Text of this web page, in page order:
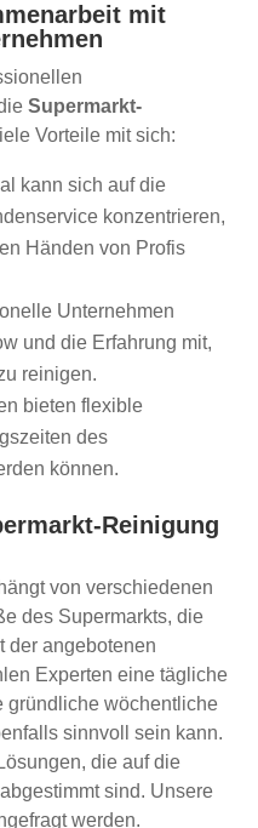
mit
Supermarkt-
Vorteile mit sich:
kann sich auf die
konzentrieren,
Händen von Profis
Unternehmen
und die Erfahrung mit,
reinigen.
bieten flexible
des
können.
Reinigung
von verschiedenen
des Supermarkts, die
der angebotenen
Experten eine tägliche
gründliche wöchentliche
sinnvoll sein kann.
die auf die
sind. Unsere
werden.